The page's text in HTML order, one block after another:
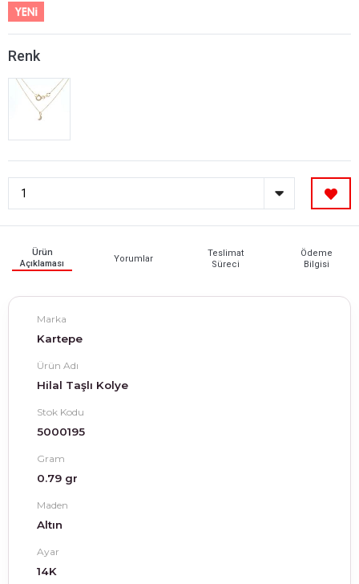
Renk
Ürün
Açıklaması
Yorumlar
Teslimat
Süreci
Ödeme
Bilgisi
Marka
Kartepe
Ürün Adı
Hilal Taşlı Kolye
Stok Kodu
5000195
Gram
0.79 gr
Maden
Altın
Ayar
14K